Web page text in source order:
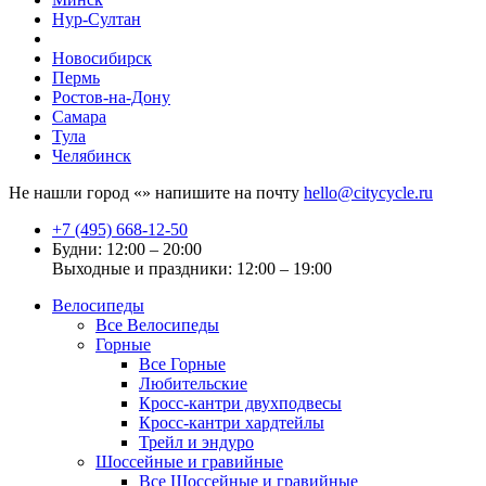
Нур-Султан
Новосибирск
Пермь
Ростов-на-Дону
Самара
Тула
Челябинск
Не нашли город «» напишите на почту hello@citycycle.ru
+7 (495) 668-12-50
Будни: 12:00 – 20:00
Выходные и праздники: 12:00 – 19:00
Велосипеды
Все Велосипеды
Горные
Все Горные
Любительские
Кросс-кантри двухподвесы
Кросс-кантри хардтейлы
Трейл и эндуро
Шоссейные и гравийные
Все Шоссейные и гравийные